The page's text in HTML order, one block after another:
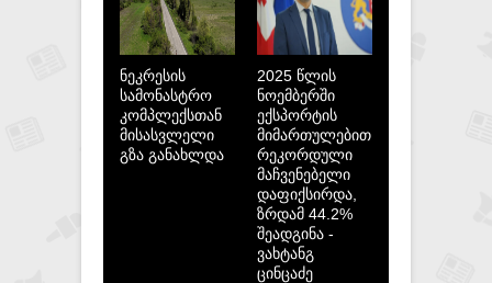
ნეკრესის
სამონასტრო
კომპლექსთან
მისასვლელი
გზა განახლდა
2025 წლის
ნოემბერში
ექსპორტის
მიმართულებით
რეკორდული
მაჩვენებელი
დაფიქსირდა,
ზრდამ 44.2%
შეადგინა -
ვახტანგ
ცინცაძე